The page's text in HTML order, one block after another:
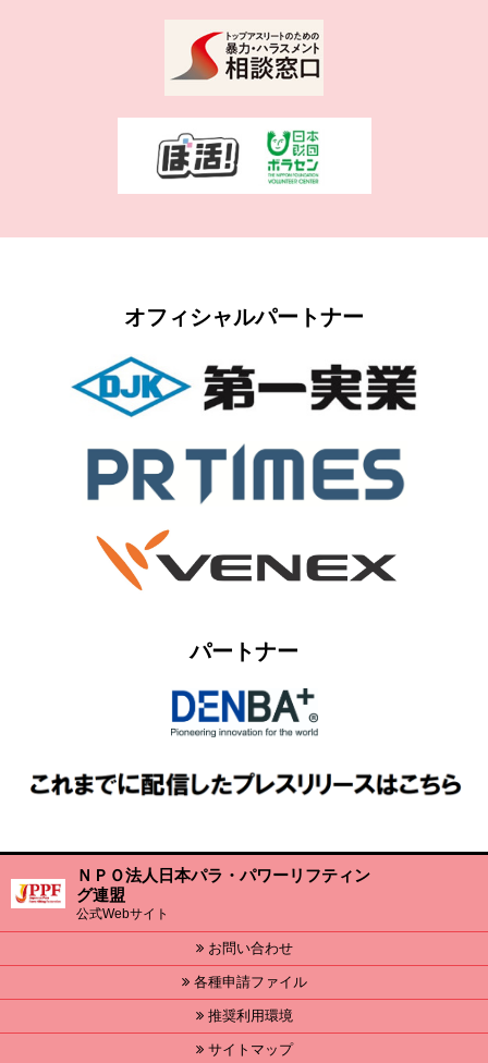
オフィシャルパートナー
パートナー
ＮＰＯ法人日本パラ・パワーリフティン
グ連盟
公式Webサイト
お問い合わせ
各種申請ファイル
推奨利用環境
サイトマップ